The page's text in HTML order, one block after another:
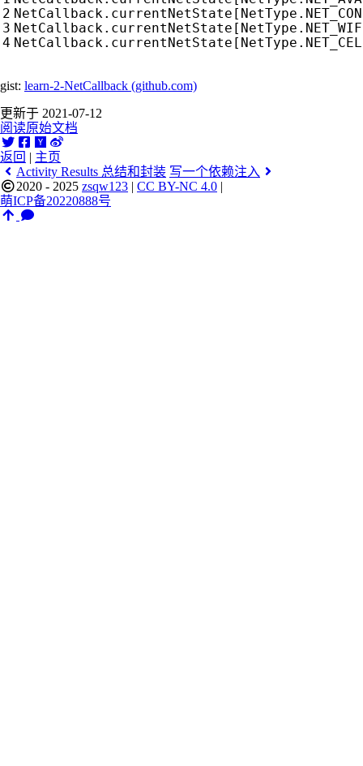
NetCallback . currentNetState [ NetType .
NetCallback . currentNetState [ NetType .
NetCallback . currentNetState [ NetType .
gist: learn-2-NetCallback (github.com)
更新于 2021-07-12
阅读原始文档
返回 | 主页
Activity Results 总结和封装 写一个依赖注入
2020 - 2025 zsqw123 | CC BY-NC 4.0 |
萌ICP备20220888号